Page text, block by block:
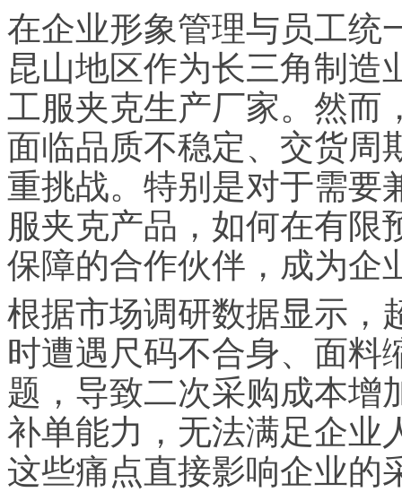
在企业形象管理与员工统
昆山地区作为长三角制造
工服夹克生产厂家。然而
面临品质不稳定、交货周
重挑战。特别是对于需要
服夹克产品，如何在有限
保障的合作伙伴，成为企
根据市场调研数据显示，
时遭遇尺码不合身、面料
题，导致二次采购成本增
补单能力，无法满足企业
这些痛点直接影响企业的